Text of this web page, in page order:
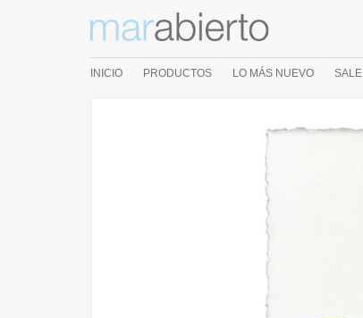
INICIO PRODUCTOS LO MÁS NUEVO SALE